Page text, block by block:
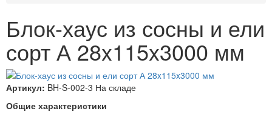
Блок-хаус из сосны и ели
сорт А 28x115x3000 мм
Артикул: BH-S-002-3 На складе
Общие характеристики